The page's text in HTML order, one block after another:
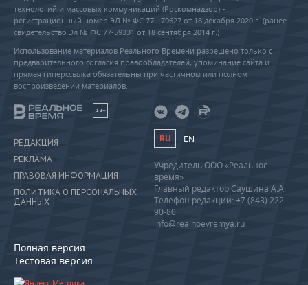
технологий и массовых коммуникаций (Роскомнадзор) –
регистрационный номер ЭЛ № ФС 77 - 79627 от 18 декабря 2020 г. (ранее
свидетельство Эл № ФС 77-59331 от 18 сентября 2014 г.)
Использование материалов Реального Времени разрешено только с
предварительного согласия правообладателей, упоминание сайта и
прямая гиперссылка обязательны при частичном или полном
воспроизведении материалов.
18+
РЕДАКЦИЯ
РЕКЛАМА
ПРАВОВАЯ ИНФОРМАЦИЯ
ПОЛИТИКА О ПЕРСОНАЛЬНЫХ
ДАННЫХ
Полная версия
Тестовая версия
RU EN
Учредитель ООО «Реальное
время»
Главный редактор Саушина А.А.
Телефон редакции: +7 (843) 222-
90-80
info@realnoevremya.ru